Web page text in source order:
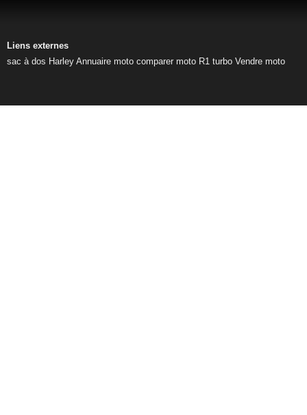
Liens externes
sac à dos Harley Annuaire moto comparer moto R1 turbo Vendre moto